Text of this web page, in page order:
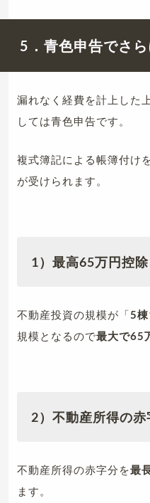
5．青色申告でさ
漏れなく経費を計上した
しては青色申告です。
複式簿記による帳簿付け
が受けられます。
1）最高65万円控除
不動産投資の規模が「5
規模となるので最大で65
2）不動産所得の
不動産所得の赤字分を最
ます。